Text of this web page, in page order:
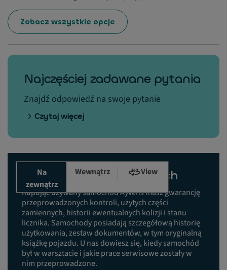
Zobacz wszystkie opcje
Najczęściej zadawane pytania
Znajdź odpowiedź na swoje pytanie
Czytaj więcej
Na
zewnątrz
Wewnątrz View
Historia prac serwisowych
Kupując używany samochód Ayvens masz gwarancję
przeprowadzonych kontroli, użytych części
zamiennych, historii ewentualnych kolizji i stanu
licznika. Samochody posiadają szczegółową historię
użytkowania, zestaw dokumentów, w tym oryginalną
książkę pojazdu. U nas dowiesz się, kiedy samochód
był w warsztacie i jakie prace serwisowe zostały w
nim przeprowadzone.